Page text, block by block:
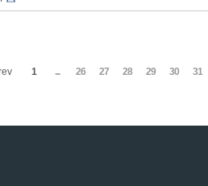
1 ... 26 27 28 29 30 31